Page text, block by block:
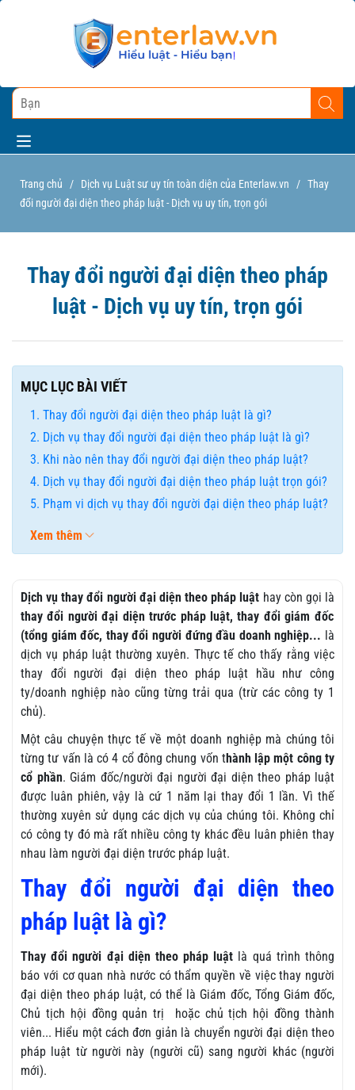
Trang chủ / Dịch vụ Luật sư uy tín toàn diện của Enterlaw.vn / Thay
đổi người đại diện theo pháp luật - Dịch vụ uy tín, trọn gói
Thay đổi người đại diện theo pháp
luật - Dịch vụ uy tín, trọn gói
MỤC LỤC BÀI VIẾT
Thay đổi người đại diện theo pháp luật là gì?
Dịch vụ thay đổi người đại diện theo pháp luật là gì?
Khi nào nên thay đổi người đại diện theo pháp luật?
Dịch vụ thay đổi người đại diện theo pháp luật trọn gói?
Phạm vi dịch vụ thay đổi người đại diện theo pháp luật?
Xem thêm
Dịch vụ thay đổi người đại diện theo pháp luật hay còn gọi là
thay đổi người đại diện trước pháp luật, thay đổi giám đốc
(tổng giám đốc, thay đổi người đứng đầu doanh nghiệp... là
dịch vụ pháp luật thường xuyên. Thực tế cho thấy rằng việc
thay đổi người đại diện theo pháp luật hầu như công
ty/doanh nghiệp nào cũng từng trải qua (trừ các công ty 1
chủ).
Một câu chuyện thực tế về một doanh nghiệp mà chúng tôi
từng tư vấn là có 4 cổ đông chung vốn thành lập một công ty
cổ phần. Giám đốc/người đại người đại diện theo pháp luật
được luân phiên, vậy là cứ 1 năm lại thay đổi 1 lần. Vì thế
thường xuyên sử dụng các dịch vụ của chúng tôi. Không chỉ
có công ty đó mà rất nhiều công ty khác đều luân phiên thay
nhau làm người đại diện trước pháp luật.
Thay đổi người đại diện theo
pháp luật là gì?
Thay đổi người đại diện theo pháp luật là quá trình thông
báo với cơ quan nhà nước có thẩm quyền về việc thay người
đại diện theo pháp luật, có thể là Giám đốc, Tổng Giám đốc,
Chủ tịch hội đồng quản trị hoặc chủ tịch hội đồng thành
viên... Hiểu một cách đơn giản là chuyển người đại diện theo
pháp luật từ người này (người cũ) sang người khác (người
mới).